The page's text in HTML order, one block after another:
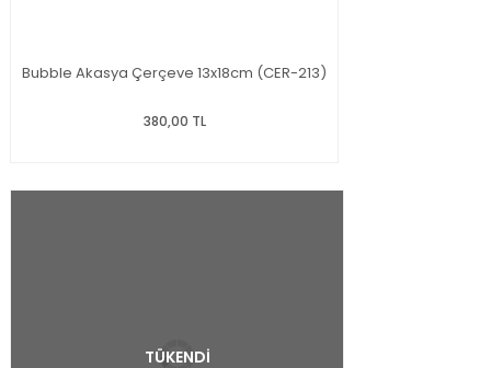
Bubble Akasya Çerçeve 13x18cm (CER-213)
380,00 TL
TÜKENDİ